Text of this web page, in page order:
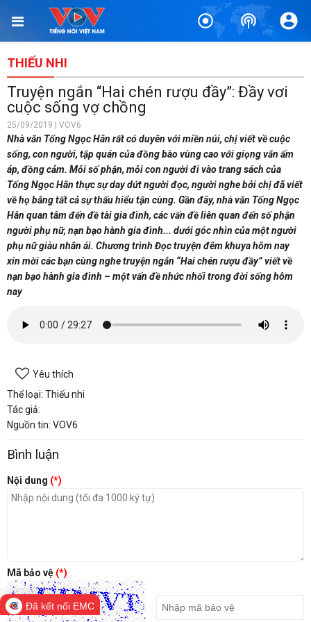
THIẾU NHI
Truyện ngắn “Hai chén rượu đầy”: Đầy vơi
cuộc sống vợ chồng
25/09/2019 | VOV6
Nhà văn Tống Ngọc Hân rất có duyên với miền núi, chị viết về cuộc
sống, con người, tập quán của đồng bào vùng cao với giọng văn ấm
áp, đồng cảm. Mỗi số phận, mỗi con người đi vào trang sách của
Tống Ngọc Hân thực sự day dứt người đọc, người nghe bởi chị đã viết
về họ bằng tất cả sự thấu hiểu tận cùng. Gần đây, nhà văn Tống Ngọc
Hân quan tâm đến đề tài gia đình, các vấn đề liên quan đến số phận
người phụ nữ, nạn bạo hành gia đình... dưới góc nhìn của một người
phụ nữ giàu nhân ái. Chương trình Đọc truyện đêm khuya hôm nay
xin mời các bạn cùng nghe truyện ngắn “Hai chén rượu đầy” viết về
nạn bạo hành gia đình – một vấn đề nhức nhối trong đời sống hôm
nay
Yêu thích
Thể loại: Thiếu nhi
Tác giả:
Nguồn tin: VOV6
Bình luận
Nội dung (*)
Mã bảo vệ (*)
Đã kết nối EMC